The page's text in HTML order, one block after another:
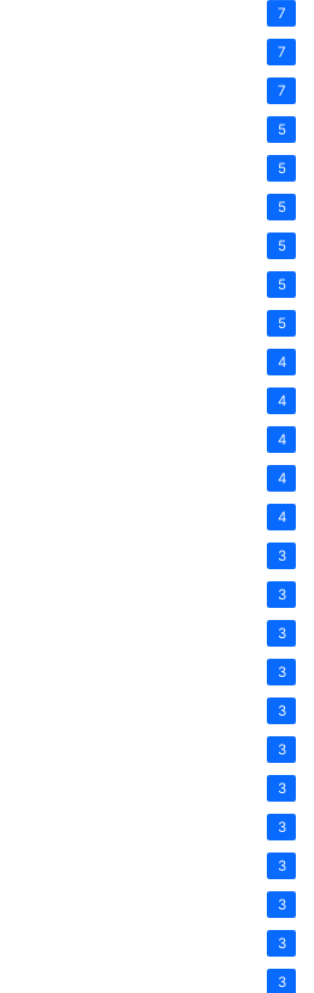
7
7
7
5
5
5
5
5
5
4
4
4
4
4
3
3
3
3
3
3
3
3
3
3
3
3